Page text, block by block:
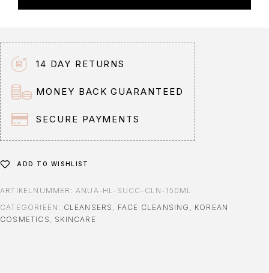
14 DAY RETURNS
MONEY BACK GUARANTEED
SECURE PAYMENTS
ADD TO WISHLIST
ARTIKELNUMMER: ANUA-HL-SUCC-CLN-150ML
CATEGORIEËN: CLEANSERS , FACE CLEANSING , KOREAN
COSMETICS , SKINCARE